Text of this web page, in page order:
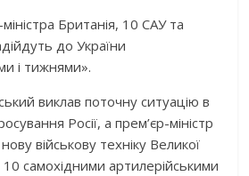
Британія, 10 САУ та
до України
і тижнями».
виклав поточну ситуацію в
Росії, а прем’єр-міністр
військову техніку Великої
10 самохідними артилерійськими